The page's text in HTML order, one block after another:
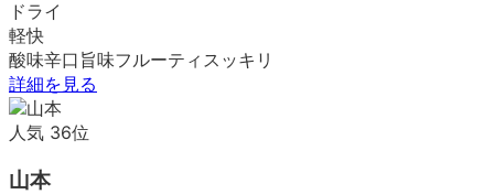
ドライ
軽快
酸味辛口 旨味フルーティ スッキリ
詳細を見る
人気 36位
山本